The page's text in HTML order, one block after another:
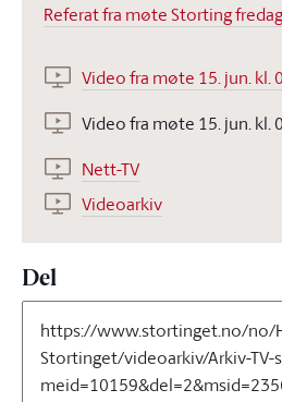
Referat fra møte Storting
Video fra møte 15. jun. kl.
Video fra møte 15. jun. kl.
Nett-TV
Videoarkiv
Del